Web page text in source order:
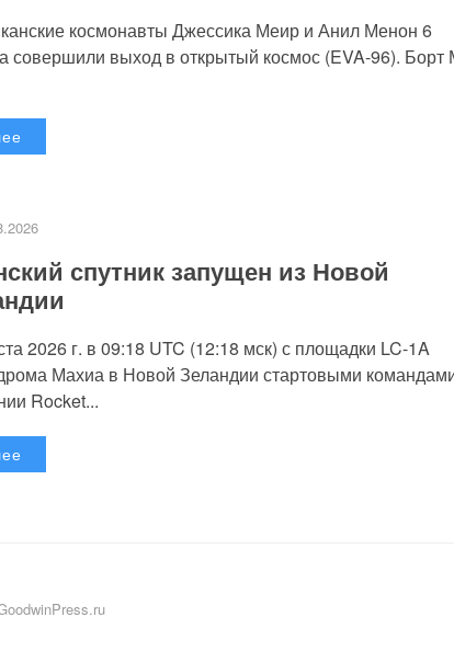
космонавты Джессика Меир и Анил Менон 6
совершили выход в открытый космос (EVA-96).
спутник запущен из Новой
2026 г. в 09:18 UTC (12:18 мск) с площадки LC-1A
Махиа в Новой Зеландии стартовыми
Rocket...